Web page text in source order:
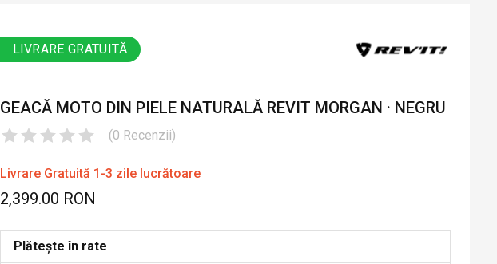
LIVRARE GRATUITĂ
GEACĂ MOTO DIN PIELE NATURALĂ REVIT MORGAN · NEGRU
(0 Recenzii)
Livrare Gratuită 1-3 zile lucrătoare
2,399.00 RON
Plătește în rate